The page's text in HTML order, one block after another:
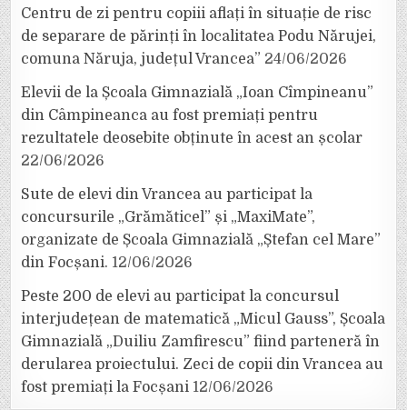
Centru de zi pentru copiii aflați în situație de risc
de separare de părinți în localitatea Podu Nărujei,
comuna Năruja, județul Vrancea” 24/06/2026
Elevii de la Școala Gimnazială „Ioan Cîmpineanu”
din Câmpineanca au fost premiați pentru
rezultatele deosebite obținute în acest an școlar
22/06/2026
Sute de elevi din Vrancea au participat la
concursurile „Grămăticel” și „MaxiMate”,
organizate de Școala Gimnazială „Ștefan cel Mare”
din Focșani. 12/06/2026
Peste 200 de elevi au participat la concursul
interjudețean de matematică „Micul Gauss”, Școala
Gimnazială „Duiliu Zamfirescu” fiind parteneră în
derularea proiectului. Zeci de copii din Vrancea au
fost premiați la Focșani 12/06/2026